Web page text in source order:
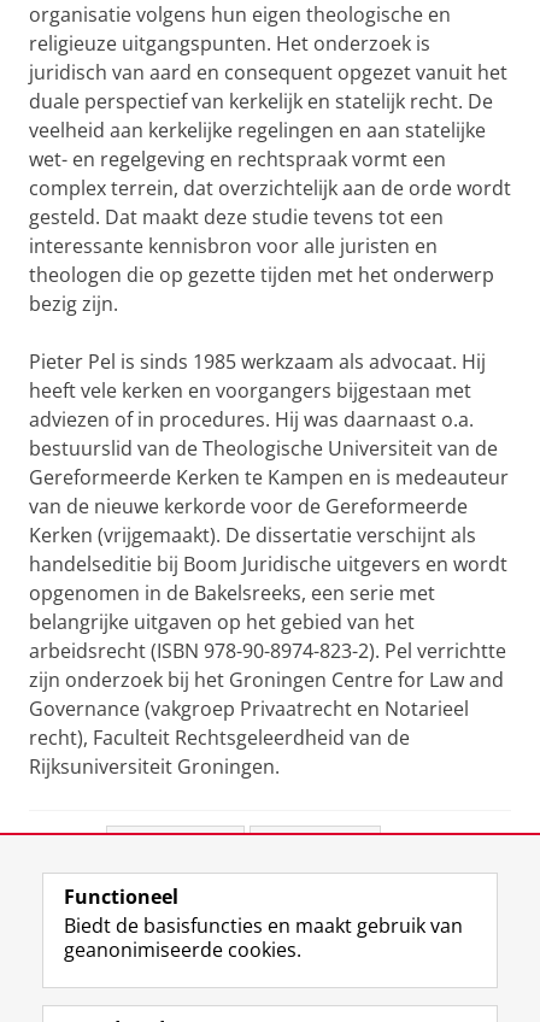
organisatie volgens hun eigen theologische en
religieuze uitgangspunten. Het onderzoek is
juridisch van aard en consequent opgezet vanuit het
duale perspectief van kerkelijk en statelijk recht. De
veelheid aan kerkelijke regelingen en aan statelijke
wet- en regelgeving en rechtspraak vormt een
complex terrein, dat overzichtelijk aan de orde wordt
gesteld. Dat maakt deze studie tevens tot een
interessante kennisbron voor alle juristen en
theologen die op gezette tijden met het onderwerp
bezig zijn.
Pieter Pel is sinds 1985 werkzaam als advocaat. Hij
heeft vele kerken en voorgangers bijgestaan met
adviezen of in procedures. Hij was daarnaast o.a.
bestuurslid van de Theologische Universiteit van de
Gereformeerde Kerken te Kampen en is medeauteur
van de nieuwe kerkorde voor de Gereformeerde
Kerken (vrijgemaakt). De dissertatie verschijnt als
handelseditie bij Boom Juridische uitgevers en wordt
opgenomen in de Bakelsreeks, een serie met
belangrijke uitgaven op het gebied van het
arbeidsrecht (ISBN 978-90-8974-823-2). Pel verrichtte
zijn onderzoek bij het Groningen Centre for Law and
Governance (vakgroep Privaatrecht en Notarieel
recht), Faculteit Rechtsgeleerdheid van de
Rijksuniversiteit Groningen.
View this page in:English
Volg de RUG
F
a
L
i
R
S
I
n
Y
o
Functioneel
Biedt de basisfuncties en maakt gebruik van
geanonimiseerde cookies.